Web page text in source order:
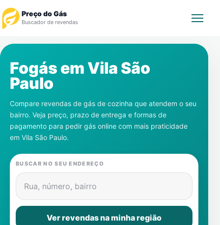
Preço do Gás
Buscador de revendas
Revendedor
Notícias
Cadastre-se
Gás
Contatos
Fogás em Vila São
Paulo
Compare revendas de gás de cozinha que atendem o seu
bairro. Veja preço, prazo de entrega e formas de
pagamento para pedir gás online com mais praticidade
em Vila São Paulo.
BUSCAR NO SEU ENDEREÇO
Rua, número, bairro
Ver revendas na minha região